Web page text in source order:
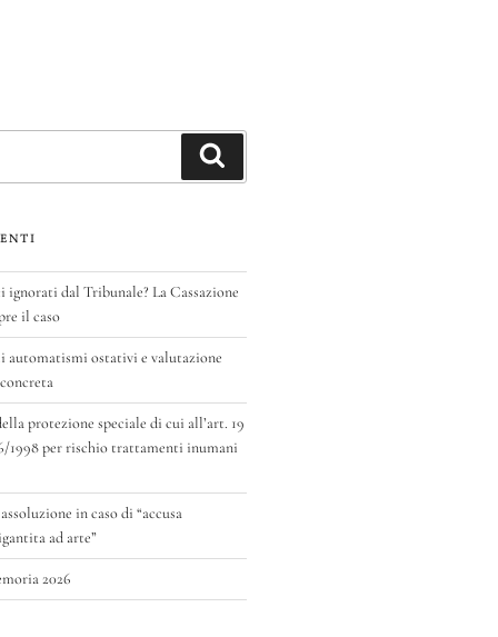
dal Tribunale? La Cassazione
il caso
automatismi ostativi e valutazione
protezione speciale di cui all’art. 19
1998 per rischio trattamenti inumani
in caso di “accusa
ad arte”
2026